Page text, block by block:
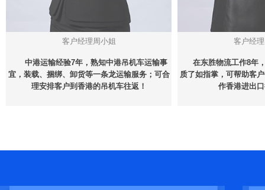
客户经理周小姐
中港运输经验7年，熟知中港吊机车运输事
宜，装载、捆绑、卸货等一条龙运输服务；可合
理安排客户到香港的吊机车往返！
客户经
在东胜物流工作8年
质了如指掌，可帮助客
作香港进出